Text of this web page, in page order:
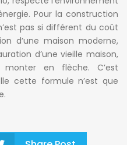
Pour la construction
pas si différent du coût
d’une maison moderne,
d’une vieille maison,
en flèche. C’est
cette formule n’est que